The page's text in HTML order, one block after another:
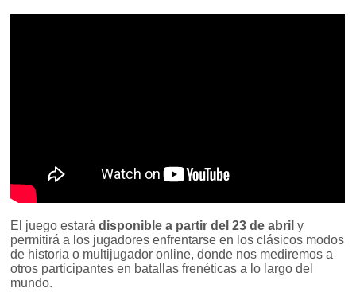
El juego estarádisponible a partir del 23 de abril y
permitirá a los jugadores enfrentarse en los clásicos modos
de historia o multijugador online, donde nos mediremos a
otros participantes en batallas frenéticas a lo largo del
mundo.